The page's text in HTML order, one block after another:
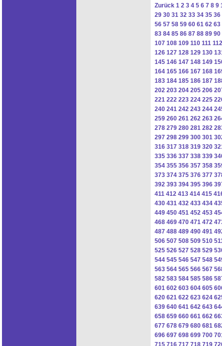
Zurück 1 2 3 4 5 6 7 8 9
29 30 31 32 33 34 35 36
56 57 58 59 60 61 62 63
83 84 85 86 87 88 89 90
107 108 109 110 111 112
126 127 128 129 130
145 146 147 148 149
164 165 166 167 168
183 184 185 186 187
202 203 204 205 206
221 222 223 224 225
240 241 242 243 244
259 260 261 262 263
278 279 280 281 282
297 298 299 300 301
316 317 318 319 320
335 336 337 338 339
354 355 356 357 358
373 374 375 376 377
392 393 394 395 396
411 412 413 414 415
430 431 432 433 434
449 450 451 452 453
468 469 470 471 472
487 488 489 490 491
506 507 508 509 510
525 526 527 528 529
544 545 546 547 548
563 564 565 566 567
582 583 584 585 586
601 602 603 604 605
620 621 622 623 624
639 640 641 642 643
658 659 660 661 662
677 678 679 680 681
696 697 698 699 700
715 716 717 718 719